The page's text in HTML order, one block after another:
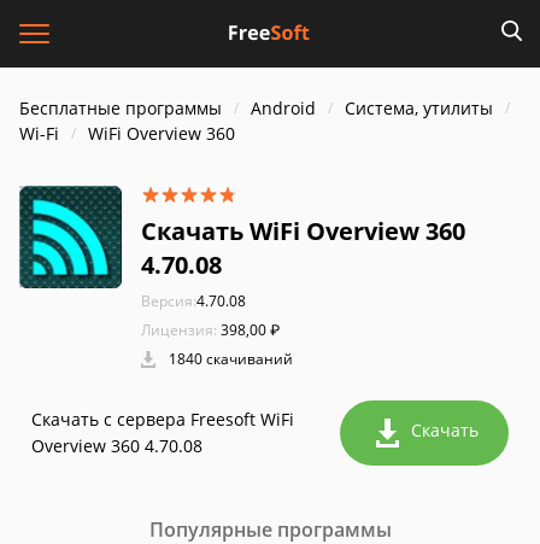
Бесплатные программы Android
Система, утилиты
Wi-Fi
WiFi Overview 360
Скачать WiFi Overview 360
4.70.08
Версия:4.70.08
Лицензия: 398,00 ₽
1840 скачиваний
Скачать с сервера Freesoft WiFi
Overview 360 4.70.08
Скачать
Популярные программы